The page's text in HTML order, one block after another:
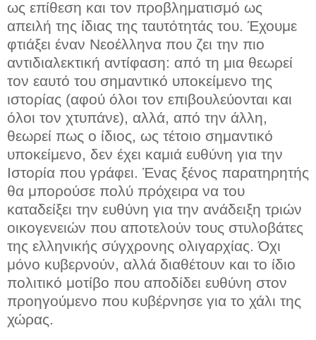
ως επίθεση και τον προβληματισμό ως
απειλή της ίδιας της ταυτότητάς του. Έχουμε
φτιάξει έναν Νεοέλληνα που ζει την πιο
αντιδιαλεκτική αντίφαση: από τη μια θεωρεί
τον εαυτό του σημαντικό υποκείμενο της
ιστορίας (αφού όλοι τον επιβουλεύονται και
όλοι τον χτυπάνε), αλλά, από την άλλη,
θεωρεί πως ο ίδιος, ως τέτοιο σημαντικό
υποκείμενο, δεν έχει καμιά ευθύνη για την
Ιστορία που γράφει. Ένας ξένος παρατηρητής
θα μπορούσε πολύ πρόχειρα να του
καταδείξει την ευθύνη για την ανάδειξη τριών
οικογενειών που αποτελούν τους στυλοβάτες
της ελληνικής σύγχρονης ολιγαρχίας. Όχι
μόνο κυβερνούν, αλλά διαθέτουν και το ίδιο
πολιτικό μοτίβο που αποδίδει ευθύνη στον
προηγούμενο που κυβέρνησε για το χάλι της
χώρας.